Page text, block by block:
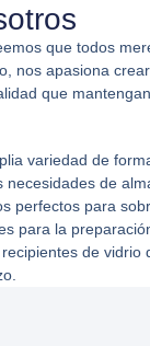
que todos
nos apasiona
que
variedad de
necesidades de
perfectos para
para la
de vidrio